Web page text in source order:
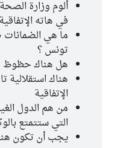
ألوم وزارة
في هاته الإتفاقية
ما هي
تونس ؟
هل هناك حظوظ
هناك استقلالية
الإتفاقية
من هم الدول
التي ستتمتع
يجب أن تكون